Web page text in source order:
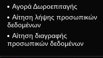
Αγορά Δωροεπιταγής
Αίτηση λήψης προσωπικών
δεδομένων
Αίτηση διαγραφής
προσωπικών δεδομένων